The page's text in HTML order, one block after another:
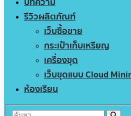
รีวิวผลิตภัณฑ์
เว็บซื้อขาย
กระเป๋าเก็บเหรียญ
เครื่องขุด
เว็บขุดแบบ Cloud
ห้องเรียน